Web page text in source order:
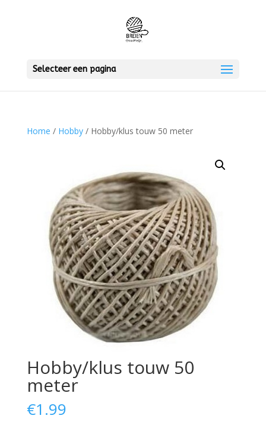
Selecteer een pagina
Home / Hobby/ Hobby/klus touw 50 meter
Hobby/klus touw 50
meter
€1.99